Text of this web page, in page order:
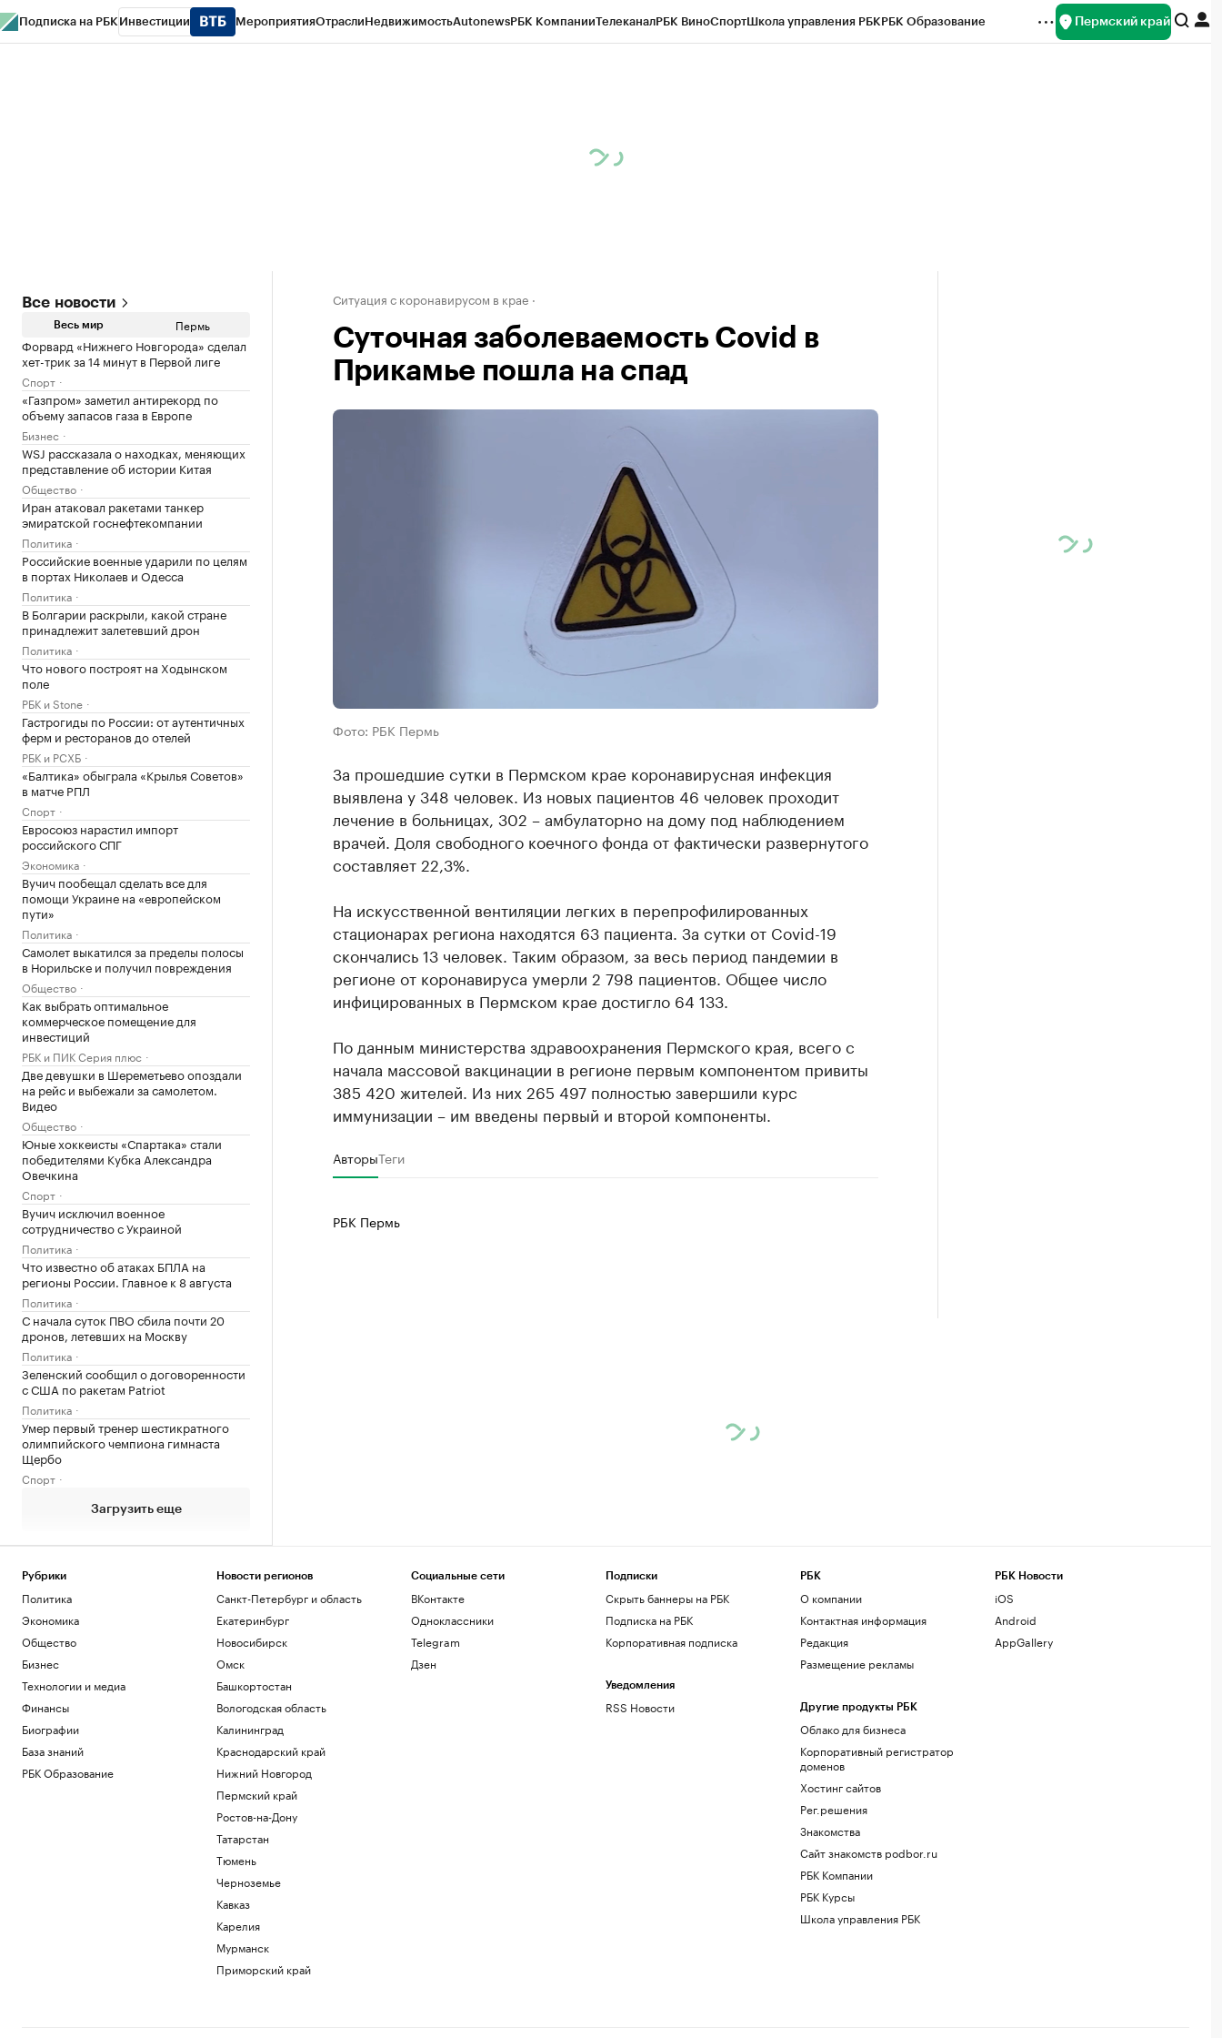
Подписка на РБК Инвестиции МероприятияОтраслиНедвижимостьAutonewsРБК КомпанииТелеканалРБК ВиноСпортШкола управления РБКРБК Образование Пермский край
Все новости
Весь мир Пермь
Форвард «Нижнего Новгорода» сделал
хет-трик за 14 минут в Первой лиге
Спорт
«Газпром» заметил антирекорд по
объему запасов газа в Европе
Бизнес
WSJ рассказала о находках, меняющих
представление об истории Китая
Общество
Иран атаковал ракетами танкер
эмиратской госнефтекомпании
Политика
Российские военные ударили по целям
в портах Николаев и Одесса
Политика
В Болгарии раскрыли, какой стране
принадлежит залетевший дрон
Политика
Что нового построят на Ходынском
поле
РБК и Stone
Гастрогиды по России: от аутентичных
ферм и ресторанов до отелей
РБК и РСХБ
«Балтика» обыграла «Крылья Советов»
в матче РПЛ
Спорт
Евросоюз нарастил импорт
российского СПГ
Экономика
Вучич пообещал сделать все для
помощи Украине на «европейском
пути»
Политика
Самолет выкатился за пределы полосы
в Норильске и получил повреждения
Общество
Как выбрать оптимальное
коммерческое помещение для
инвестиций
РБК и ПИК Серия плюс
Две девушки в Шереметьево опоздали
на рейс и выбежали за самолетом.
Видео
Общество
Юные хоккеисты «Спартака» стали
победителями Кубка Александра
Овечкина
Спорт
Вучич исключил военное
сотрудничество с Украиной
Политика
Что известно об атаках БПЛА на
регионы России. Главное к 8 августа
Политика
С начала суток ПВО сбила почти 20
дронов, летевших на Москву
Политика
Зеленский сообщил о договоренности
с США по ракетам Patriot
Политика
Умер первый тренер шестикратного
олимпийского чемпиона гимнаста
Щербо
Спорт
Загрузить еще
Ситуация с коронавирусом в крае
Суточная заболеваемость Covid в
Прикамье пошла на спад
Фото: РБК Пермь
За прошедшие сутки в Пермском крае коронавирусная инфекция
выявлена у 348 человек. Из новых пациентов 46 человек проходит
лечение в больницах, 302 – амбулаторно на дому под наблюдением
врачей. Доля свободного коечного фонда от фактически развернутого
составляет 22,3%.
На искусственной вентиляции легких в перепрофилированных
стационарах региона находятся 63 пациента. За сутки от Covid-19
скончались 13 человек. Таким образом, за весь период пандемии в
регионе от коронавируса умерли 2 798 пациентов. Общее число
инфицированных в Пермском крае достигло 64 133.
По данным министерства здравоохранения Пермского края, всего с
начала массовой вакцинации в регионе первым компонентом привиты
385 420 жителей. Из них 265 497 полностью завершили курс
иммунизации – им введены первый и второй компоненты.
АвторыТеги
РБК Пермь
Рубрики
Политика
Экономика
Общество
Бизнес
Технологии и медиа
Финансы
Биографии
База знаний
РБК Образование
Новости регионов
Санкт-Петербург и область
Екатеринбург
Новосибирск
Омск
Башкортостан
Вологодская область
Калининград
Краснодарский край
Нижний Новгород
Пермский край
Ростов-на-Дону
Татарстан
Тюмень
Черноземье
Кавказ
Карелия
Мурманск
Приморский край
Социальные сети
ВКонтакте
Одноклассники
Telegram
Дзен
Подписки
Скрыть баннеры на РБК
Подписка на РБК
Корпоративная подписка
Уведомления
RSS Новости
РБК
О компании
Контактная информация
Редакция
Размещение рекламы
Другие продукты РБК
Облако для бизнеса
Корпоративный регистратор
доменов
Хостинг сайтов
Рег.решения
Знакомства
Сайт знакомств podbor.ru
РБК Компании
РБК Курсы
Школа управления РБК
РБК Новости
iOS
Android
AppGallery